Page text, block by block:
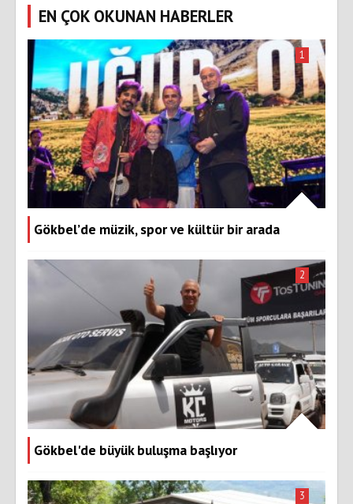
EN ÇOK OKUNAN HABERLER
Gökbel’de müzik, spor ve kültür bir arada
1
Gökbel'de büyük buluşma başlıyor
2
3